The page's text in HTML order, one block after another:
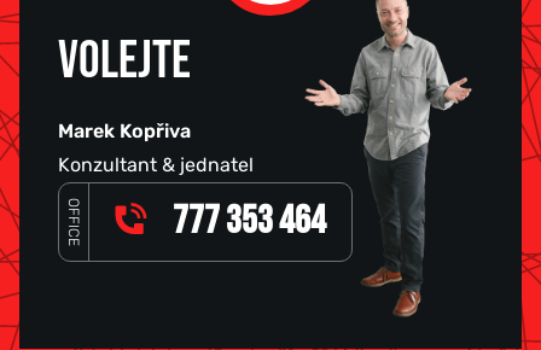
VOLEJTE
Marek Kopřiva
Konzultant & jednatel
OFFICE 777 353 464